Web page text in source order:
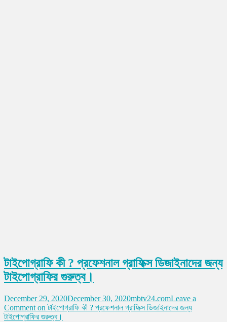
টাইপোগ্রাফি কী ? প্রফেশনাল গ্রাফিক্স ডিজাইনাদের জন্য
টাইপোগ্রাফির গুরুত্ব।
December 29, 2020December 30, 2020mbtv24.comLeave a
Comment on টাইপোগ্রাফি কী ? প্রফেশনাল গ্রাফিক্স ডিজাইনাদের জন্য
টাইপোগ্রাফির গুরুত্ব।